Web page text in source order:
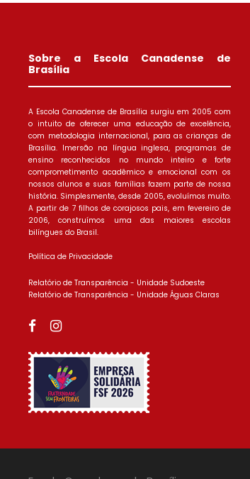
Sobre a Escola Canadense de
Brasília
A Escola Canadense de Brasília surgiu em 2005 com
o intuito de oferecer uma educação de excelência,
com metodologia internacional, para as crianças de
Brasília. Imersão na língua inglesa, programas de
ensino reconhecidos no mundo inteiro e forte
comprometimento acadêmico e emocional com os
nossos alunos e suas famílias fazem parte de nossa
história. Simplesmente, desde 2005, evoluímos muito.
A partir de 7 filhos de corajosos pais, em fevereiro de
2006, construímos uma das maiores escolas
bilíngues do Brasil.
Política de Privacidade
Relatório de Transparência - Unidade Sudoeste
Relatório de Transparência - Unidade Águas Claras